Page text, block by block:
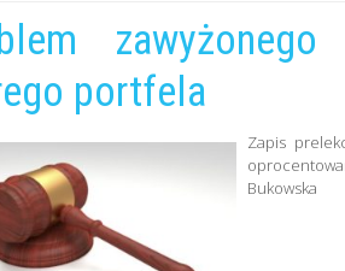
portfela
Zapis
Bukowska